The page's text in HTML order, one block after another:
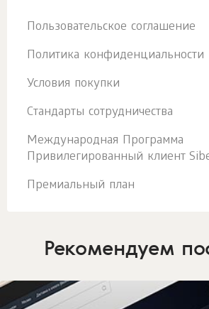
Пользовательское соглашение
Политика конфиденциальности
Условия покупки
Стандарты сотрудничества
Международная Программа
Привилегированный клиент
Премиальный план
Рекомендуем